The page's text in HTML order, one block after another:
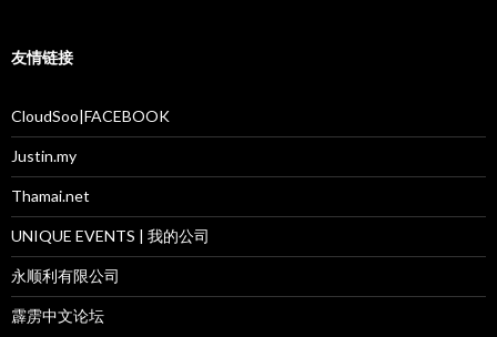
友情链接
CloudSoo|FACEBOOK
Justin.my
Thamai.net
UNIQUE EVENTS | 我的公司
永顺利有限公司
霹雳中文论坛